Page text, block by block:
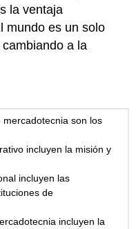
la ventaja
mundo es un solo
a la
son los
incluyen la misión y
incluyen las
de
incluyen la